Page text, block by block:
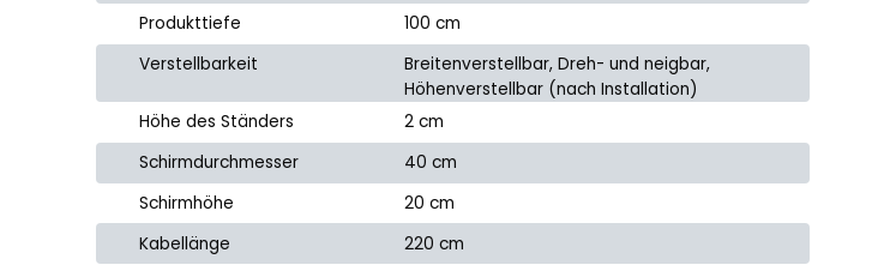
Produkttiefe
100 cm
Verstellbarkeit
Breitenverstellbar, Dreh- und neigbar,
Höhenverstellbar (nach Installation)
Höhe des Ständers
2 cm
Schirmdurchmesser
40 cm
Schirmhöhe
20 cm
Kabellänge
220 cm